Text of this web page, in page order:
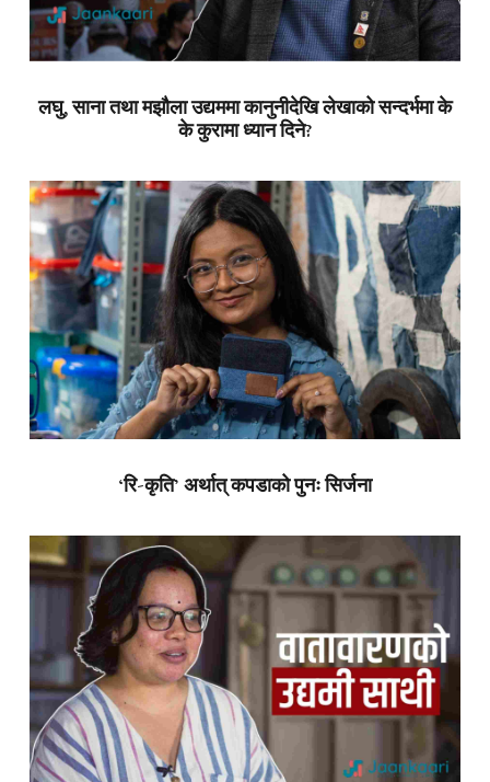
लघु, साना तथा मझौला उद्यममा कानुनीदेखि लेखाको सन्दर्भमा के
के कुरामा ध्यान दिने?
‘रि-कृति’ अर्थात् कपडाको पुनः सिर्जना